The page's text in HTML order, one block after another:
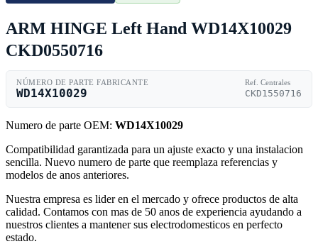
ARM HINGE Left Hand WD14X10029
CKD0550716
NÚMERO DE PARTE FABRICANTE
WD14X10029
Ref. Centrales
CKD1550716
Numero de parte OEM: WD14X10029
Compatibilidad garantizada para un ajuste exacto y una instalacion
sencilla. Nuevo numero de parte que reemplaza referencias y
modelos de anos anteriores.
Nuestra empresa es lider en el mercado y ofrece productos de alta
calidad. Contamos con mas de 50 anos de experiencia ayudando a
nuestros clientes a mantener sus electrodomesticos en perfecto
estado.